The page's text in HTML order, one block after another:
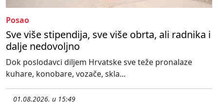
Posao
Sve više stipendija, sve više obrta, ali radnika i
dalje nedovoljno
Dok poslodavci diljem Hrvatske sve teže pronalaze
kuhare, konobare, vozače, skla...
01.08.2026. u 15:49